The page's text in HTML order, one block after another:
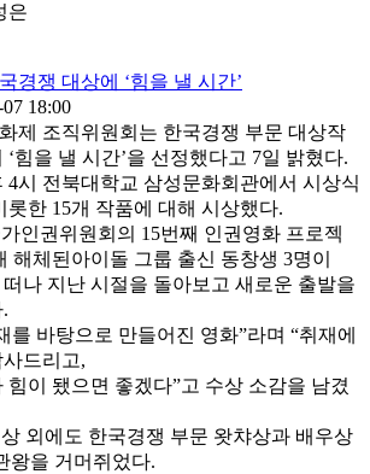
은
경쟁 대상에 ‘힘을 낼 시간’
18:00
제 조직위원회는 한국경쟁 부문 대상작
힘을 낼 시간’을 선정했다고 7일 밝혔다.
4시 전북대학교 삼성문화회관에서 시상식
롯한 15개 작품에 대해 시상했다.
가인권위원회의 15번째 인권영화 프로젝
해체된아이돌 그룹 출신 동창생 3명이
나 지난 시절을 돌아보고 새로운 출발을
를 바탕으로 만들어진 영화”라며 “취재에
드리고,
힘이 됐으면 좋겠다”고 수상 소감을 남겼
상 외에도 한국경쟁 부문 왓챠상과 배우상
왕을 거머쥐었다.